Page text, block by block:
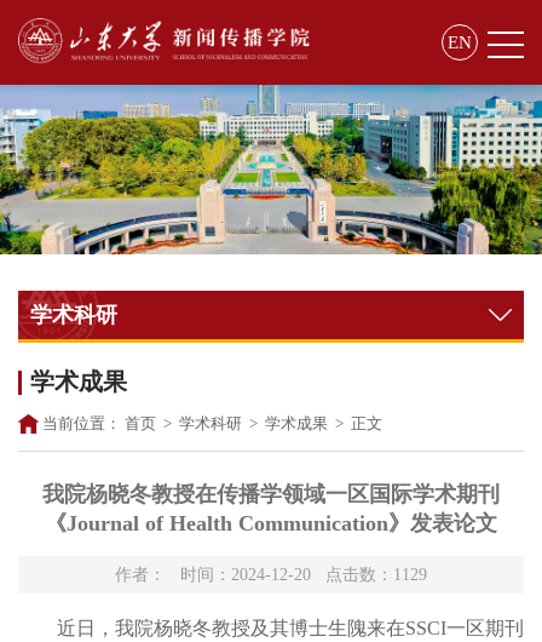
EN
学术科研
学术成果
当前位置： 首页 > 学术科研 > 学术成果 > 正文
我院杨晓冬教授在传播学领域一区国际学术期刊
《Journal of Health Communication》发表论文
作者： 时间：2024-12-20 点击数： 1129
近日，我院杨晓冬教授及其博士生隗来在SSCI一区期刊